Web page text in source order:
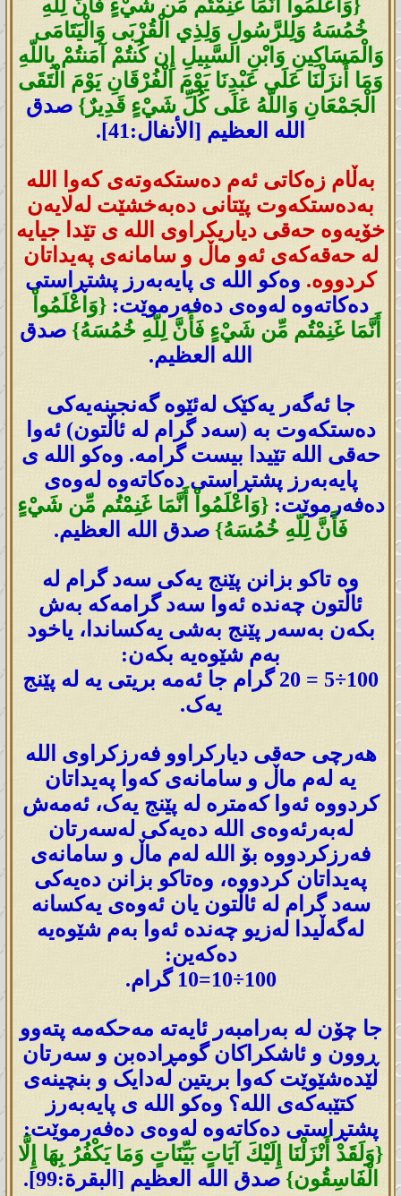
{وَاعْلَمُواْ أَنَّمَا غَنِمْتُم مِّن شَيْءٍ فَأَنَّ لِلّهِ
خُمُسَهُ وَلِلرَّسُولِ وَلِذِي الْقُرْبَى وَالْيَتَامَى
وَالْمَسَاكِينِ وَابْنِ السَّبِيلِ إِن كُنتُمْ آمَنتُمْ بِاللّهِ
وَمَا أَنزَلْنَا عَلَى عَبْدِنَا يَوْمَ الْفُرْقَانِ يَوْمَ الْتَقَى
الْجَمْعَانِ وَاللّهُ عَلَى كُلِّ شَيْءٍ قَدِيرٌ} صدق
الله العظيم [الأنفال:41].
بەڵام زەکاتی ئەم دەستکەوتەی کەوا اللە
بەدەستکەوت پێتانی دەبەخشێت لەلایەن
خۆیەوە حەقی دیاریکراوی اللە ی تێدا جیایە
لە حەقەکەی ئەو ماڵ و سامانەی پەیداتان
کردووە. وەکو اللە ی پایەبەرز پشتڕاستی
دەکاتەوە لەوەی دەفەرموێت: {وَاعْلَمُواْ
أَنَّمَا غَنِمْتُم مِّن شَيْءٍ فَأَنَّ لِلّهِ خُمُسَهُ} صدق
الله العظيم.
جا ئەگەر یەکێک لەئێوە گەنجینەیەکی
دەستکەوت بە (سەد گرام لە ئاڵتون) ئەوا
حەقی اللە تێیدا بیست گرامە. وەکو اللە ی
پایەبەرز پشتڕاستی دەکاتەوە لەوەی
دەفەرموێت:{وَاعْلَمُواْ أَنَّمَا غَنِمْتُم مِّن شَيْءٍ
فَأَنَّ لِلّهِ خُمُسَهُ} صدق الله العظيم.
وە تاکو بزانن پێنج یەکی سەد گرام لە
ئاڵتون چەندە ئەوا سەد گرامەکە بەش
بکەن بەسەر پێنج بەشی یەکساندا، یاخود
بەم شێوەیە بکەن:
100÷5 = 20 گرام جا ئەمە بریتی یە لە پێنج
یەک.
ھەرچی حەقی دیارکراوو فەرزکراوی اللە
یە لەم ماڵ و سامانەی کەوا پەیداتان
کردووە ئەوا کەمترە لە پێنج یەک، ئەمەش
لەبەرئەوەی اللە دەیەکی لەسەرتان
فەرزکردووە بۆ اللە لەم ماڵ و سامانەی
پەیداتان کردووە، وەتاکو بزانن دەیەکی
سەد گرام له‌ ئاڵتون یان ئەوەی یەكسانە
لەگەڵیدا لەزیو چەندە ئەوا بەم شێوەیە
دەکەین:
100÷10=10 گرام.
جا چۆن لە بەرامبەر ئایەتە مەحکەمە پتەوو
ڕوون و ئاشکراکان گومڕادەبن و سەرتان
لێدەشێوێت کەوا بریتین لەدایک و بنچینەی
کتێبەکەی اللە؟ وەکو اللە ی پایەبەرز
پشتڕاستی دەکاتەوە لەوەی دەفەرموێت:
{وَلَقَدْ أَنْزَلْنَا إِلَيْكَ آيَاتٍ بَيِّنَاتٍ وَمَا يَكْفُرُ بِهَا إِلَّا
الْفَاسِقُون} صدق الله العظيم [البقرة:99].